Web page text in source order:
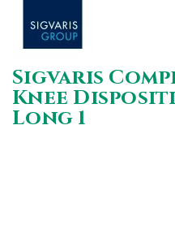
Sigvaris
Knee
Long 1